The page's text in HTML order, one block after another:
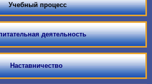
Учебный процесс
деятельность
Наставничество